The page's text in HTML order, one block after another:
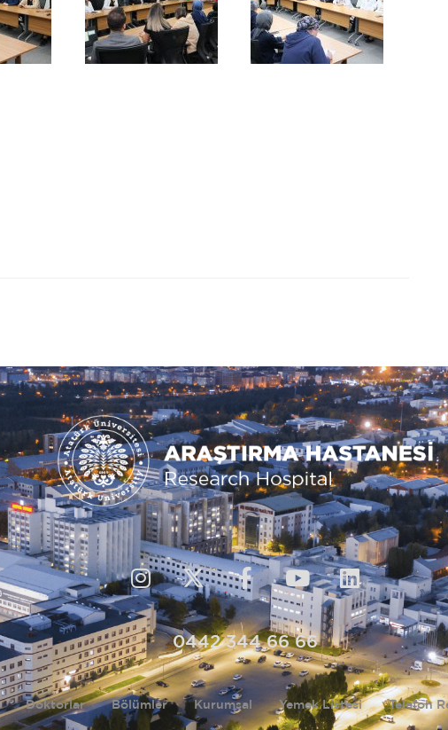
0442 344 66 66
Doktorlar Bölümler Kurumsal Yemek Listesi Telefon